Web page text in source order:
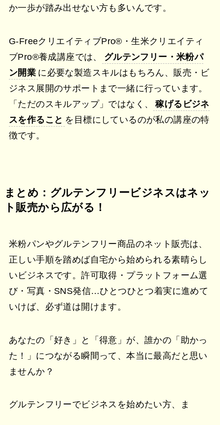
か一歩が踏み出せない方も多いんです。
G-FreeクリエイティブPro®︎・生米クリエイティ
ブPro®︎養成講座では、
グルテンフリー・米粉パ
ン開業 に必要な製造スキルはもちろん、販売・ビ
ジネス展開のサポートまで一緒に行っています。
「ただのスキルアップ」ではなく、
稼げるビジネ
スを作ること を目標にしているのが私の講座の特
徴です。
まとめ：グルテンフリービジネスはネッ
ト販売から広がる！
米粉パンやグルテンフリー商品のネット販売は、
正しい手順を踏めば自宅から始められる素晴らし
いビジネスです。許可取得・プラットフォーム選
び・写真・SNS発信…ひとつひとつ着実に進めて
いけば、必ず道は開けます。
あなたの「好き」と「得意」が、誰かの「助かっ
た！」につながる瞬間って、本当に最高だと思い
ませんか？
グルテンフリーでビジネスを始めたい方、ま